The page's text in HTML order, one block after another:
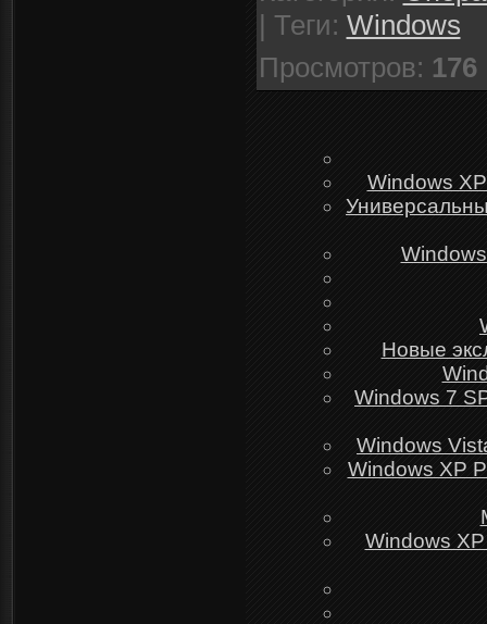
| Теги: Windows
Просмотров: 176
Windows
Новые
Windows 7
Windows
Windows XP
Windows